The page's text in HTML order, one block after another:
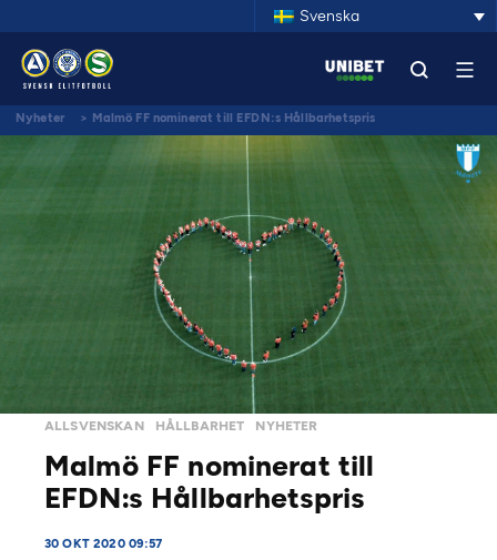
Svenska
Nyheter > Malmö FF nominerat till EFDN:s Hållbarhetspris
ALLSVENSKAN HÅLLBARHET NYHETER
Malmö FF nominerat till
EFDN:s Hållbarhetspris
30 OKT 2020 09:57